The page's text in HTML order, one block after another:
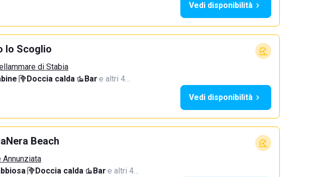
Vedi disponibilità
lo Scoglio
di Stabia
· Doccia calda· Bar·e altri 4…
Vedi disponibilità
Beach
Annunziata
· Doccia calda· Bar·e altri 4…